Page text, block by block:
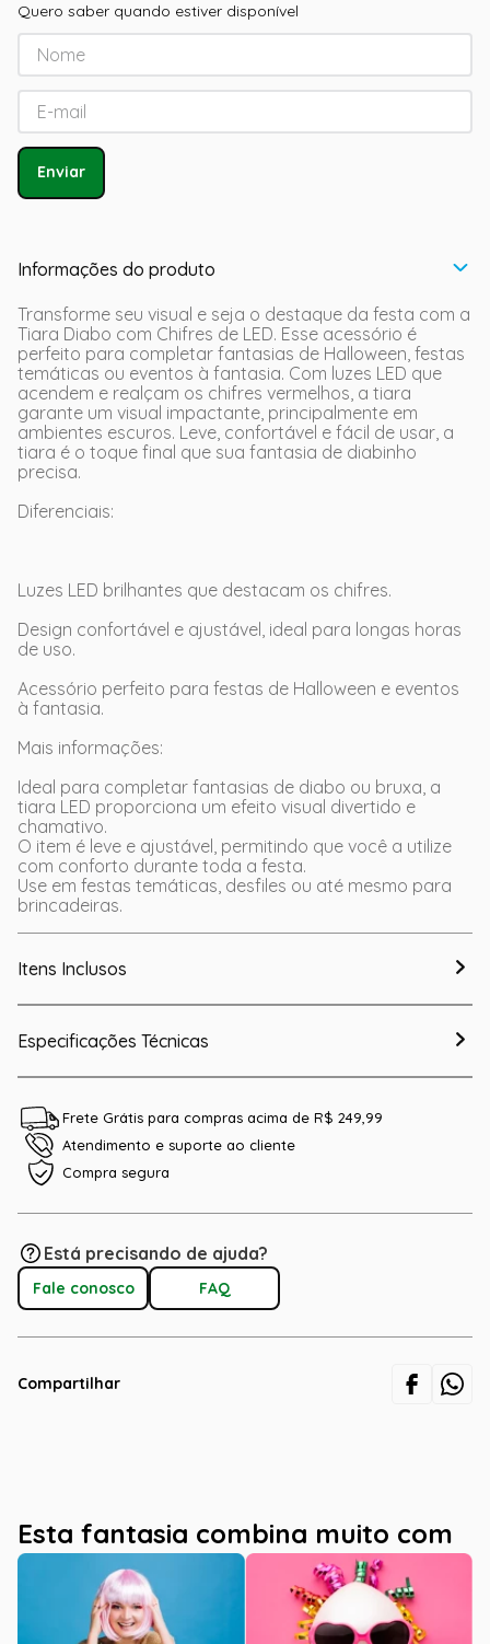
Quero saber quando estiver disponível
Enviar
Informações do produto
Transforme seu visual e seja o destaque da festa com a
Tiara Diabo com Chifres de LED. Esse acessório é
perfeito para completar fantasias de Halloween, festas
temáticas ou eventos à fantasia. Com luzes LED que
acendem e realçam os chifres vermelhos, a tiara
garante um visual impactante, principalmente em
ambientes escuros. Leve, confortável e fácil de usar, a
tiara é o toque final que sua fantasia de diabinho
precisa.
Diferenciais:
Luzes LED brilhantes que destacam os chifres.
Design confortável e ajustável, ideal para longas horas
de uso.
Acessório perfeito para festas de Halloween e eventos
à fantasia.
Mais informações:
Ideal para completar fantasias de diabo ou bruxa, a
tiara LED proporciona um efeito visual divertido e
chamativo.
O item é leve e ajustável, permitindo que você a utilize
com conforto durante toda a festa.
Use em festas temáticas, desfiles ou até mesmo para
brincadeiras.
Itens Inclusos
Especificações Técnicas
Frete Grátis para compras acima de R$ 249,99
Atendimento e suporte ao cliente
Compra segura
Está precisando de ajuda?
Fale conosco FAQ
Compartilhar
Esta fantasia combina muito com